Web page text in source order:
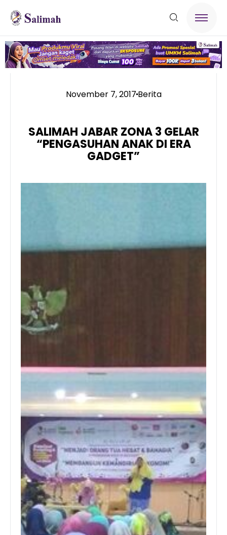
November 7, 2017Berita
SALIMAH JABAR ZONA 3 GELAR
“PENGASUHAN ANAK DI ERA
GADGET”